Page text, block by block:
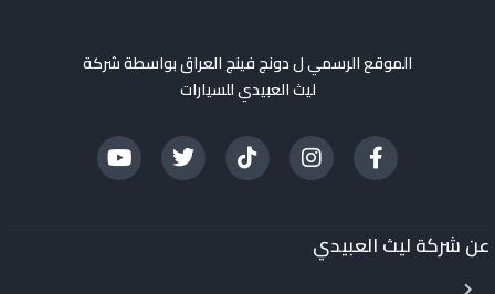
الموقع الرسمي ل دونج فينج العراق بواسطة شركة
ليث العبيدي للسيارات
عن شركة ليث العبيدي